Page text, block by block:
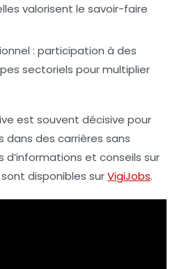
valorisent le savoir-faire
: participation à des
sectoriels pour multiplier
est souvent décisive pour
dans des carrières sans
d’informations et conseils sur
disponibles surVigiJobs.